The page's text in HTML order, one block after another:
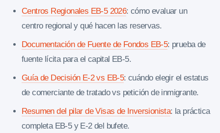
Centros Regionales EB-5 2026: cómo evaluar un
centro regional y qué hacen las reservas.
Documentación de Fuente de Fondos EB-5: prueba de
fuente lícita para el capital EB-5.
Guía de Decisión E-2 vs EB-5: cuándo elegir el estatus
de comerciante de tratado vs petición de inmigrante.
Resumen del pilar de Visas de Inversionista: la práctica
completa EB-5 y E-2 del bufete.